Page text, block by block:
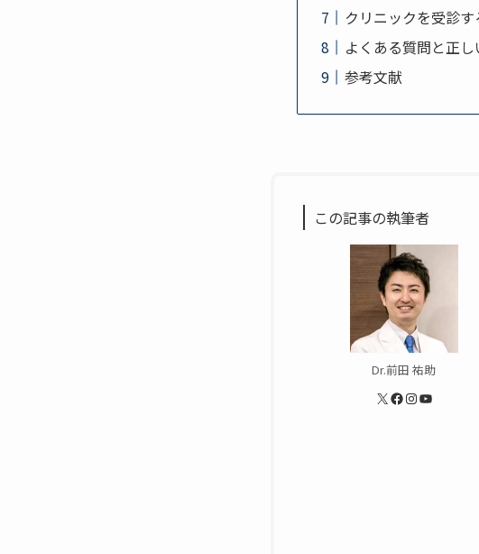
クリニックを受診
よくある質問と正
参考文献
この記事の執筆者
Dr.前田 祐助
X Facebook InstagramYouTube